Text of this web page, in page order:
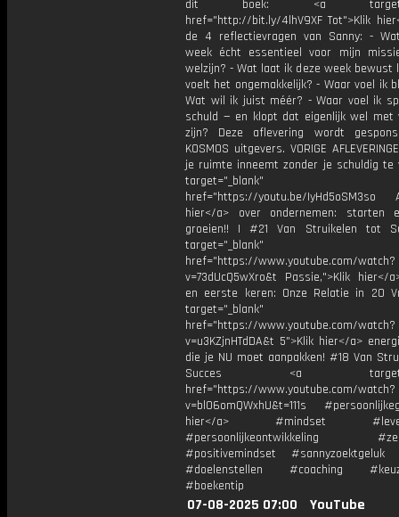
dit boek: <a
href="http://bit.ly/4lhV9XF Tot">Klik
de 4 reflectievragen van Sanny: -
week écht essentieel voor mijn
welzijn? - Wat laat ik deze week bewust
voelt het ongemakkelijk? - Waar voel ik
Wat wil ik juist méér? - Waar voel ik
schuld — en klopt dat eigenlijk wel met
zijn? Deze aflevering wordt
KOSMOS uitgevers. VORIGE
je ruimte inneemt zonder je schuldig te
target="_blank"
href="https://youtu.be/IyHd5oSM3so
hier</a> over ondernemen: starten
groeien!! | #21 Van Struikelen tot
target="_blank"
href="https://www.youtube.com/watch?
v=73dUcQ5wXro&t Passie,">Klik hier</
en eerste keren: Onze Relatie in 20
target="_blank"
href="https://www.youtube.com/watch?
v=u3KZjnHTdDA&t 5">Klik hier</a>
die je NU moet aanpakken! #18 Van
Succes <a
href="https://www.youtube.com/watch?
v=bl06omQWxhU&t=111s
hier</a> #mindset
#persoonlijkeontwikkeling
#positivemindset #sannyzoektgeluk
#doelenstellen #coaching
#boekentip
07-08-2025 07:00
YouTube